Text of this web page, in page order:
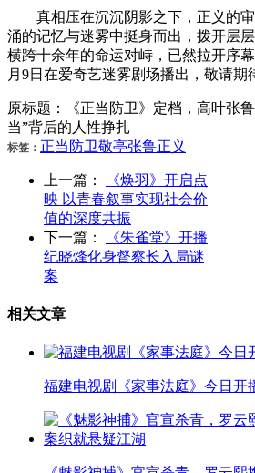
真相压在沉沉阴影之下，正义的审
涌的记忆与迷雾中挺身而出，拨开层
横跨十余年的命运对峙，已然拉开序
月9日在爱奇艺迷雾剧场播出，敬请期
原标题：《正当防卫》定档，高叶张
当”背后的人性挣扎
标签： 正当防卫敬亭张鲁正义
上一篇：
《焕羽》开启点
映 以青春叙事实现社会价
值的深度共振
下一篇：
《朱雀堂》开播
纪晓烽化身督察长入局谜
案
相关文章
福建电视剧《家事法庭》今日开